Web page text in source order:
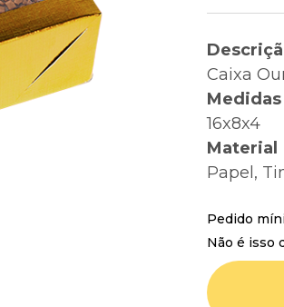
Caixa
Medidas
16x8x4
Material
Papel,
Pedido
Não é isso